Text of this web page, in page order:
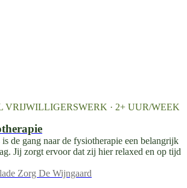
VRIJWILLIGERSWERK · 2+ UUR/WEEK
de gang naar de fysiotherapie een belangrijk
Jij zorgt ervoor dat zij hier relaxed en op tijd
Zorg De Wijngaard